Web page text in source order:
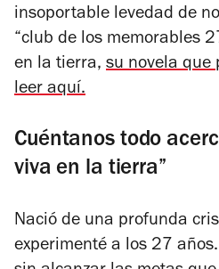
insoportable levedad de
“club de los memorables
en la tierra, su novela que
leer aquí.
Cuéntanos todo
viva en la tierra”
Nació de una profunda
experimenté a los 27